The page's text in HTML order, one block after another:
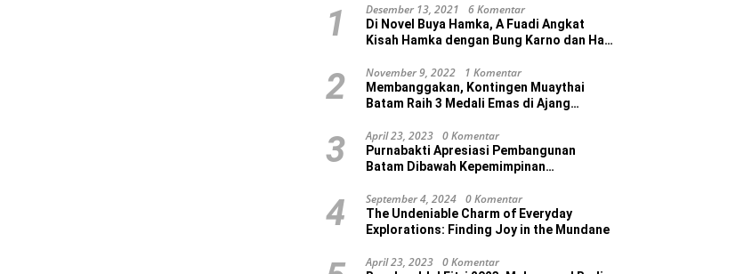
1 Desember 13, 2021 6 Komentar
Di Novel Buya Hamka, A Fuadi Angkat
Kisah Hamka dengan Bung Karno dan Haji
2 November 9, 2022 1 Komentar
Membanggakan, Kontingen Muaythai
Batam Raih 3 Medali Emas di Ajang
3 April 23, 2023 0 Komentar
Purnabakti Apresiasi Pembangunan
Batam Dibawah Kepemimpinan
4 September 4, 2024 0 Komentar
The Undeniable Charm of Everyday
Explorations: Finding Joy in the Mundane
April 23, 2023 0 Komentar